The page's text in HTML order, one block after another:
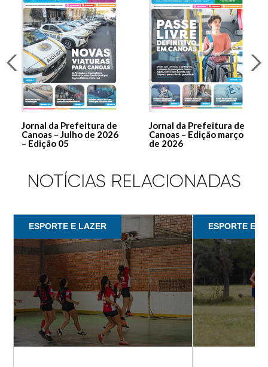
Jornal da Prefeitura de
Canoas – Julho de 2026
– Edição 05
Jornal da Prefeitura de
Canoas – Edição março
de 2026
NOTÍCIAS RELACIONADAS
ESPORTE E LAZER ESPORTE E